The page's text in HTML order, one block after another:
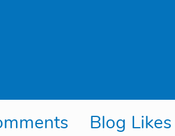
Blog Likes